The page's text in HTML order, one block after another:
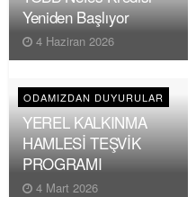
Yeniden Başlıyor
4 Haziran 2026
ODAMIZDAN DUYURULAR
YEREL KALKINMA
HAMLESİ TEŞVİK
PROGRAMI
4 Mart 2026